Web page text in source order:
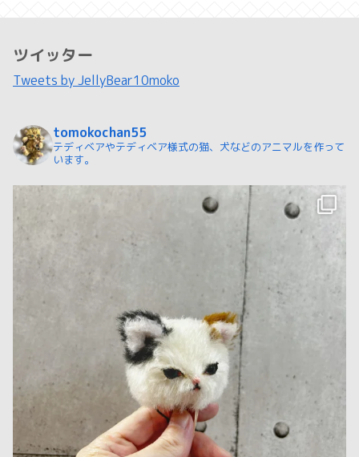
ツイッター
Tweets by JellyBear10moko
tomokochan55
テディベアやテディベア様式の猫、犬などのアニマルを作って
います。